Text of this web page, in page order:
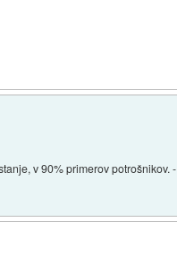
v 90% primerov potrošnikov. -